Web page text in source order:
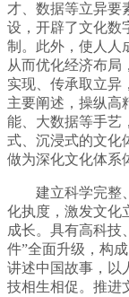
才、数据等立异要
设，开辟了文化数
制。此外，使人人
从而优化经济布局
实现、传承取立异
主要阐述，操纵高
能、大数据等手艺
式、沉浸式的文化
做为深化文化体系
建立科学完整、
化执度，激发文化
成长。具有高科技
件”全面升级，构
讲述中国故事，以
技相生相促。推进